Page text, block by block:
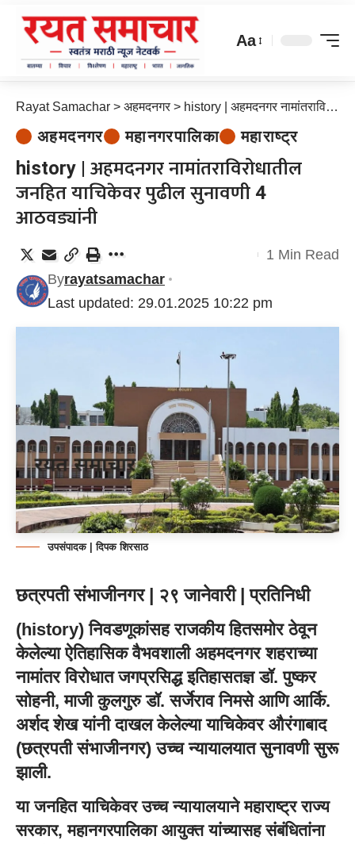
Aa
Rayat Samachar > अहमदनगर > history | अहमदनगर नामांतराविरोधातील जनहित याचिकेवर पुढील सुनावणी 4 आठवड्यांनी
अहमदनगर महानगरपालिका महाराष्ट्र
history | अहमदनगर नामांतराविरोधातील
जनहित याचिकेवर पुढील सुनावणी 4
आठवड्यांनी
Last updated: 29.01.2025 10:22 pm
Byrayatsamachar
1 Min Read
उपसंपादक | दिपक शिरसाठ
छत्रपती संभाजीनगर | २९ जानेवारी | प्रतिनिधी
(history) निवडणूकांसह राजकीय हितसमोर ठेवून
केलेल्या ऐतिहासिक वैभवशाली अहमदनगर शहराच्या
नामांतर विरोधात जगप्रसिद्ध इतिहासतज्ञ डॉ. पुष्कर
सोहनी, माजी कुलगुरु डॉ. सर्जेराव निमसे आणि आर्कि.
अर्शद शेख यांनी दाखल केलेल्या याचिकेवर औरंगाबाद
(छत्रपती संभाजीनगर) उच्च न्यायालयात सुनावणी सुरू
झाली.
या जनहित याचिकेवर उच्च न्यायालयानेमहाराष्ट्र राज्य
सरकार,महानगरपालिका आयुक्तयांच्यासह संबंधितांना